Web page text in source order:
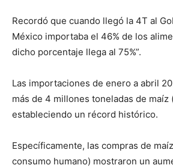
Recordó que cuando llegó la 4T al
México importaba el 46% de los
dicho porcentaje llega al 75%”.
Las importaciones de enero a abril
más de 4 millones toneladas de maíz
estableciendo un récord histórico.
Específicamente, las compras de
consumo humano) mostraron un